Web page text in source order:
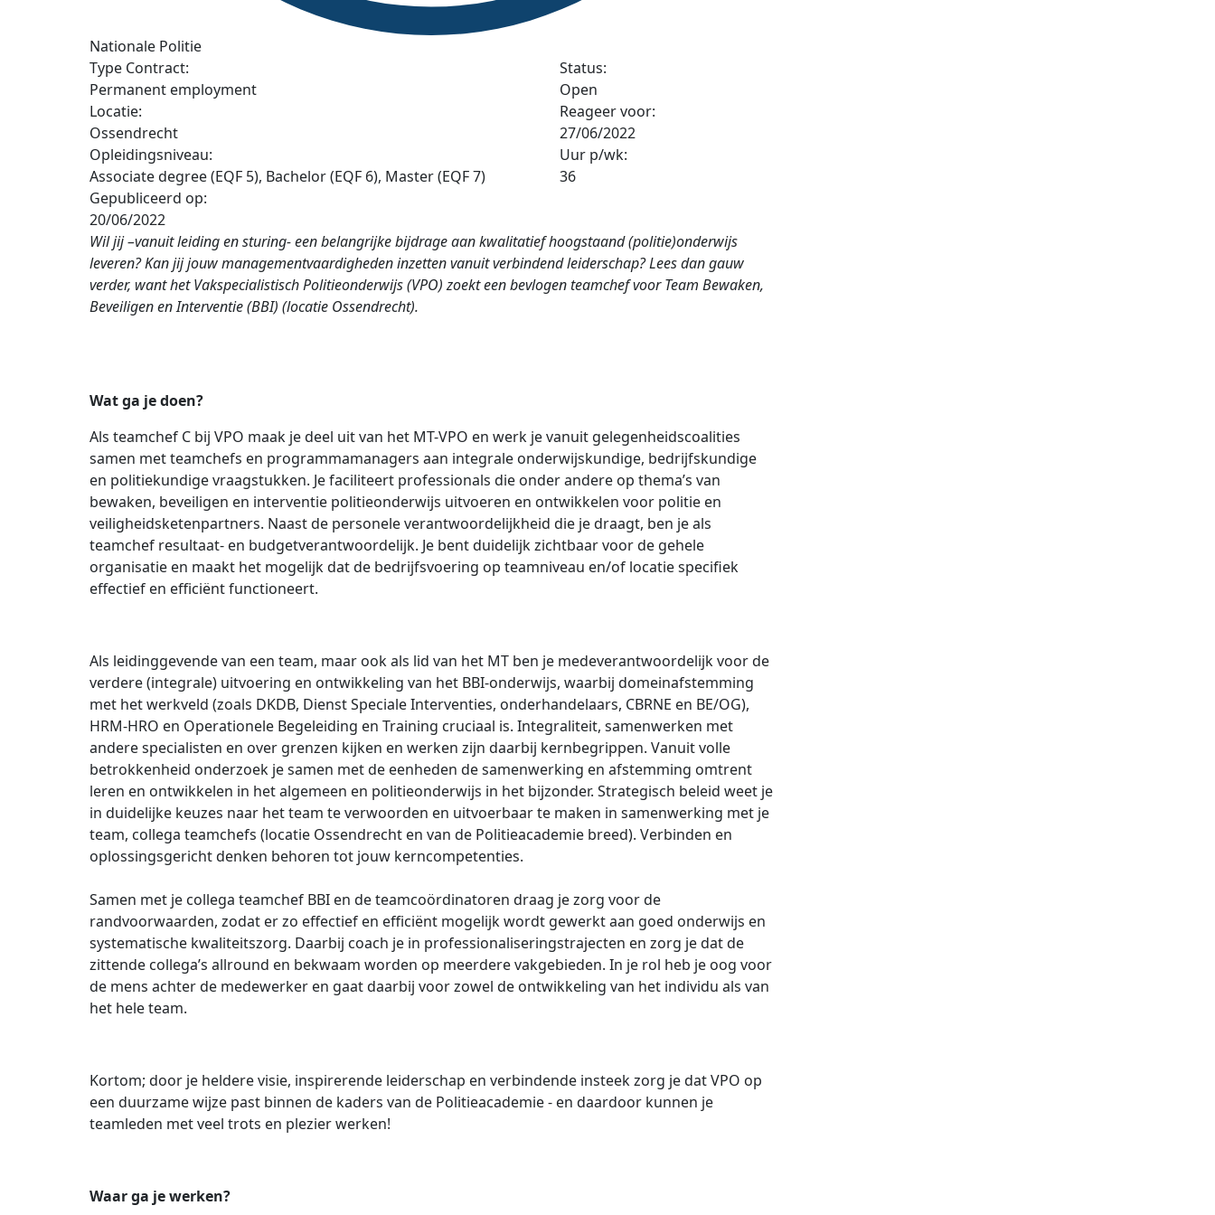
Nationale Politie
Type Contract:
Permanent employment
Locatie:
Ossendrecht
Opleidingsniveau:
Associate degree (EQF 5), Bachelor (EQF 6), Master (EQF 7)
Gepubliceerd op:
20/06/2022
Status:
Open
Reageer voor:
27/06/2022
Uur p/wk:
36
Wil jij –vanuit leiding en sturing- een belangrijke bijdrage aan kwalitatief hoogstaand (politie)onderwijs
leveren? Kan jij jouw managementvaardigheden inzetten vanuit verbindend leiderschap? Lees dan gauw
verder, want het Vakspecialistisch Politieonderwijs (VPO) zoekt een bevlogen teamchef voor Team Bewaken,
Beveiligen en Interventie (BBI) (locatie Ossendrecht).
Wat ga je doen?
Als teamchef C bij VPO maak je deel uit van het MT-VPO en werk je vanuit gelegenheidscoalities
samen met teamchefs en programmamanagers aan integrale onderwijskundige, bedrijfskundige
en politiekundige vraagstukken. Je faciliteert professionals die onder andere op thema’s van
bewaken, beveiligen en interventie politieonderwijs uitvoeren en ontwikkelen voor politie en
veiligheidsketenpartners. Naast de personele verantwoordelijkheid die je draagt, ben je als
teamchef resultaat- en budgetverantwoordelijk. Je bent duidelijk zichtbaar voor de gehele
organisatie en maakt het mogelijk dat de bedrijfsvoering op teamniveau en/of locatie specifiek
effectief en efficiënt functioneert.
Als leidinggevende van een team, maar ook als lid van het MT ben je medeverantwoordelijk voor de
verdere (integrale) uitvoering en ontwikkeling van het BBI-onderwijs, waarbij domeinafstemming
met het werkveld (zoals DKDB, Dienst Speciale Interventies, onderhandelaars, CBRNE en BE/OG),
HRM-HRO en Operationele Begeleiding en Training cruciaal is. Integraliteit, samenwerken met
andere specialisten en over grenzen kijken en werken zijn daarbij kernbegrippen. Vanuit volle
betrokkenheid onderzoek je samen met de eenheden de samenwerking en afstemming omtrent
leren en ontwikkelen in het algemeen en politieonderwijs in het bijzonder. Strategisch beleid weet je
in duidelijke keuzes naar het team te verwoorden en uitvoerbaar te maken in samenwerking met je
team, collega teamchefs (locatie Ossendrecht en van de Politieacademie breed). Verbinden en
oplossingsgericht denken behoren tot jouw kerncompetenties.
Samen met je collega teamchef BBI en de teamcoördinatoren draag je zorg voor de
randvoorwaarden, zodat er zo effectief en efficiënt mogelijk wordt gewerkt aan goed onderwijs en
systematische kwaliteitszorg. Daarbij coach je in professionaliseringstrajecten en zorg je dat de
zittende collega’s allround en bekwaam worden op meerdere vakgebieden. In je rol heb je oog voor
de mens achter de medewerker en gaat daarbij voor zowel de ontwikkeling van het individu als van
het hele team.
Kortom; door je heldere visie, inspirerende leiderschap en verbindende insteek zorg je dat VPO op
een duurzame wijze past binnen de kaders van de Politieacademie - en daardoor kunnen je
teamleden met veel trots en plezier werken!
Waar ga je werken?